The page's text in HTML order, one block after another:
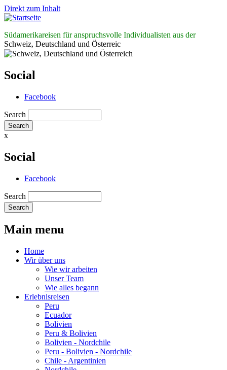
Direkt zum Inhalt
Südamerikareisen für anspruchsvolle Individualisten aus der
Schweiz, Deutschland und Österreic
Social
Facebook
Search
x
Social
Facebook
Search
Main menu
Home
Wir über uns
Wie wir arbeiten
Unser Team
Wie alles begann
Erlebnisreisen
Peru
Ecuador
Bolivien
Peru & Bolivien
Bolivien - Nordchile
Peru - Bolivien - Nordchile
Chile - Argentinien